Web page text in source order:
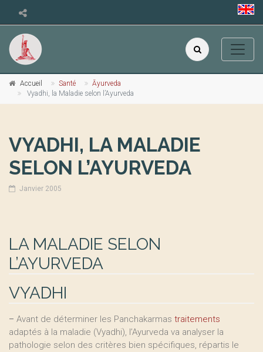
Accueil Santé
Āyurveda
Vyadhi, la Maladie selon l’Ayurveda
VYADHI, LA MALADIE
SELON L’AYURVEDA
Janvier 2005
LA MALADIE SELON
L’AYURVEDA
VYADHI
– Avant de déterminer les Panchakarmas traitements
adaptés à la maladie (Vyadhi), l’Ayurveda va analyser la
pathologie selon des critères bien spécifiques, répartis le